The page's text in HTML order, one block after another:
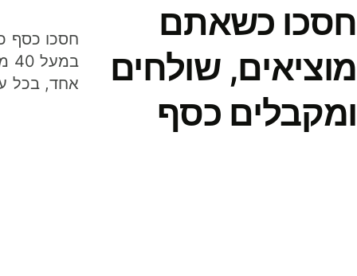
חסכו כשאתם
מוציאים, שולחים
ומקבלים כסף
אחד, בכל